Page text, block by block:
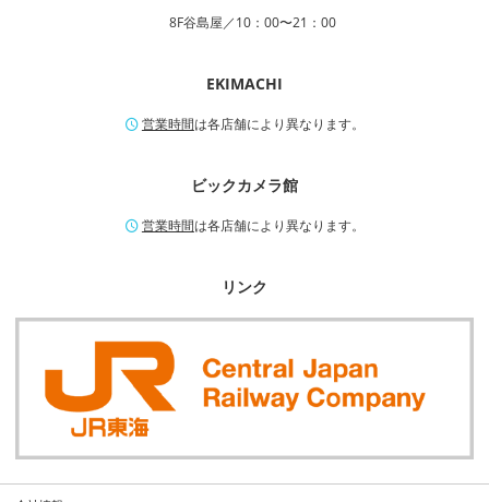
8F谷島屋／10：00〜21：00
EKIMACHI
営業時間は各店舗により異なります。
ビックカメラ館
営業時間は各店舗により異なります。
リンク